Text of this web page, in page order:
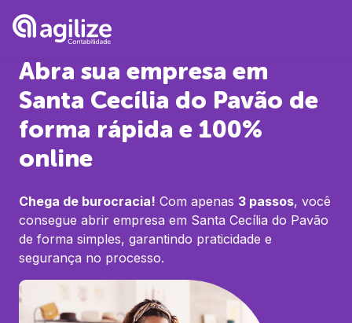
Abra sua empresa em
Santa Cecília do Pavão de
forma rápida e 100%
online
Chega de burocracia! Com apenas 3 passos, você
consegue abrir empresa em Santa Cecília do Pavão
de forma simples, garantindo praticidade e
segurança no processo.